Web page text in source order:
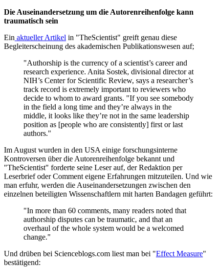
Die Auseinandersetzung um die Autorenreihenfolge kann
traumatisch sein
Ein aktueller Artikel in "TheScientist" greift genau diese
Begleiterscheinung des akademischen Publikationswesen auf;
"Authorship is the currency of a scientist’s career and
research experience. Anita Sostek, divisional director at
NIH’s Center for Scientific Review, says a researcher’s
track record is extremely important to reviewers who
decide to whom to award grants. "If you see somebody
in the field a long time and they’re always in the
middle, it looks like they’re not in the same leadership
position as [people who are consistently] first or last
authors."
Im August wurden in den USA einige forschungsinterne
Kontroversen über die Autorenreihenfolge bekannt und
"TheScientist" forderte seine Leser auf, der Redaktion per
Leserbrief oder Comment eigene Erfahrungen mitzuteilen. Und wie
man erfuhr, werden die Auseinandersetzungen zwischen den
einzelnen beteiligten Wissenschaftlern mit harten Bandagen geführt:
"In more than 60 comments, many readers noted that
authorship disputes can be traumatic, and that an
overhaul of the whole system would be a welcomed
change."
Und drüben bei Scienceblogs.com liest man bei "Effect Measure"
bestätigend: